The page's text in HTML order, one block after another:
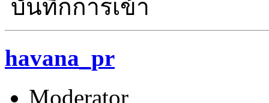
บันทึกการเข้า
havana_pr
Moderator